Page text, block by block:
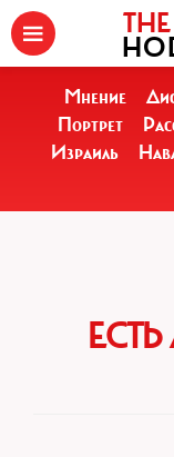
Мнение
Портрет
Израиль